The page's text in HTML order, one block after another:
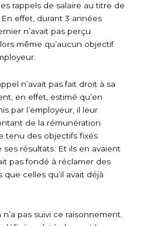
rappels de salaire au titre de
effet, durant 3 années
n’avait pas perçu
même qu’aucun objectif
n’avait pas fait droit à sa
en effet, estimé qu’en
par l’employeur, il leur
de la rémunération
tenu des objectifs fixés
résultats. Et ils en avaient
pas fondé à réclamer des
celles qu’il avait déjà
pas suivi ce raisonnement.